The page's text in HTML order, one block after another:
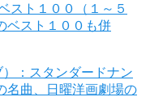
スト１００（１～５
ベスト１００も併
：スタンダードナン
名曲、日曜洋画劇場の